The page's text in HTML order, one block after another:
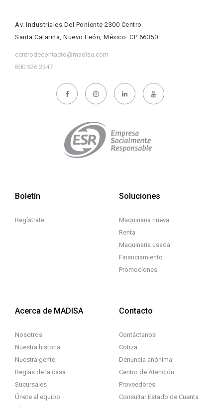
Av. Industriales Del Poniente 2300 Centro
Santa Catarina, Nuevo León, México. CP 66350.
centrodecontacto@madisa.com
800 926 2347
Boletín
Regístrate
Soluciones
Maquinaria nueva
Renta
Maquinaria usada
Financiamiento
Promociones
Acerca de MADISA
Nosotros
Nuestra historia
Nuestra gente
Reglas de la casa
Sucursales
Únete al equipo
Contacto
Contáctanos
Cotiza
Denuncia anónima
Centro de Atención
Proveedores
Consultar Estado de Cuenta